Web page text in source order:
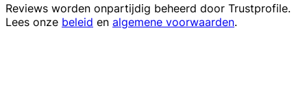
Reviews worden onpartijdig beheerd door Trustprofile.
Lees onze beleid en algemene voorwaarden.